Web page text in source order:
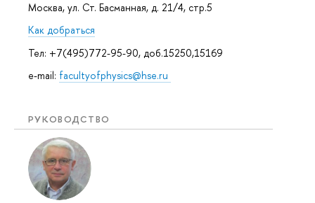
Москва, ул. Ст. Басманная, д. 21/4, стр.5
Как добраться
Тел: +7(495)772-95-90, доб.15250,15169
e-mail: facultyofphysics@hse.ru
РУКОВОДСТВО